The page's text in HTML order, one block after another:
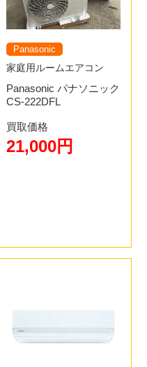
Panasonic
家庭用ルームエアコン
Panasonic パナソニック
CS-222DFL
買取価格
21,000円